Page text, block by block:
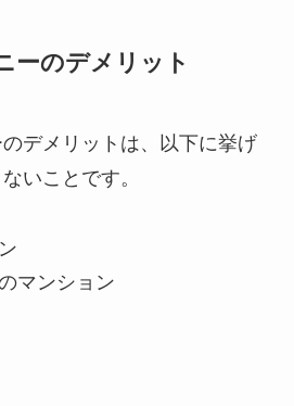
ーのデメリット
デメリットは、以下に挙げ
いことです。
マンション